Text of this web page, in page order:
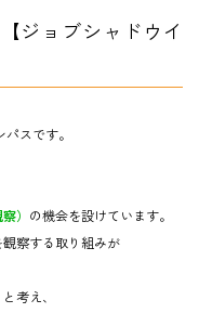
ジョブシャドウイ
スです。
） の機会を設けています。
察する取り組みが
と考え、